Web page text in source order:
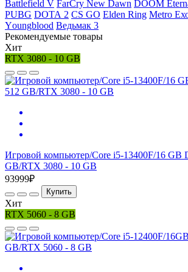
Ваttlеfiеld V FаrСry Nеw Dаwn DООМ
РUВG DОТА 2 СS GО Elden Ring Меtrо
Yоungblооd Ведьмак 3
Рекомендуемые товары
Хит
RTX 3080 - 10 GB
Игровой компьютер/Core i5-13400F/16 GB
GB/RTX 3080 - 10 GB
93999₽
Купить
Хит
RTX 5060 - 8 GB